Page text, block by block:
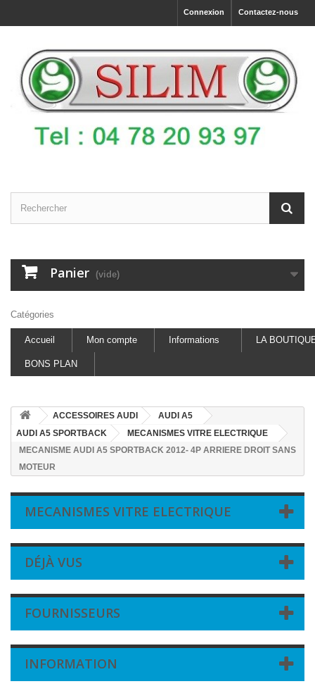
Contactez-nous
Connexion
Panier (vide)
Catégories
Accueil Mon compte Informations LA
BONS PLAN
ACCESSOIRES AUDI
AUDI A5
AUDI A5 SPORTBACK
MECANISMES VITRE ELECTRIQUE
MECANISME AUDI A5 SPORTBACK 2012- 4P ARRIERE DROIT SANS
MOTEUR
MECANISMES VITRE ELECTRIQUE
DÉJÀ VUS
FOURNISSEURS
INFORMATION